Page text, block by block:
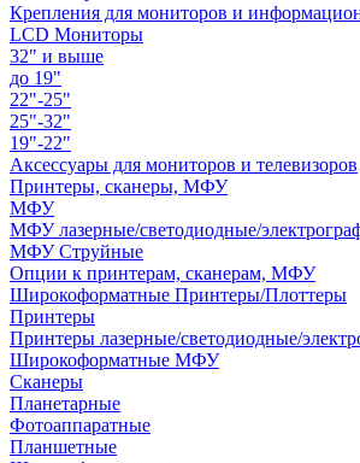
Крепления для мониторов и
LCD Мониторы
32" и выше
до 19"
22"-25"
25"-32"
19"-22"
Аксессуары для мониторов и телевизоров
Принтеры, сканеры, МФУ
МФУ
МФУ лазерные/светодиодные/
МФУ Струйные
Опции к принтерам, сканерам, МФУ
Широкоформатные Принтеры/Плоттеры
Принтеры
Принтеры лазерные/светодиодные/
Широкоформатные МФУ
Сканеры
Планетарные
Фотоаппаратные
Планшетные